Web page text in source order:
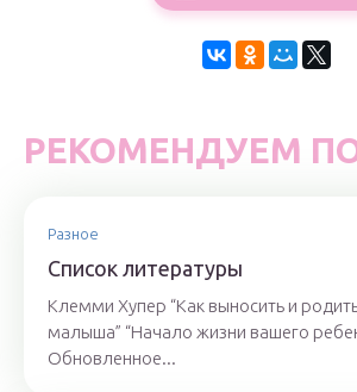
РЕКОМЕНДУЕМ
Разное
Список литературы
Клемми Хупер “Как выносить и
малыша” “Начало жизни вашего
Обновленное...